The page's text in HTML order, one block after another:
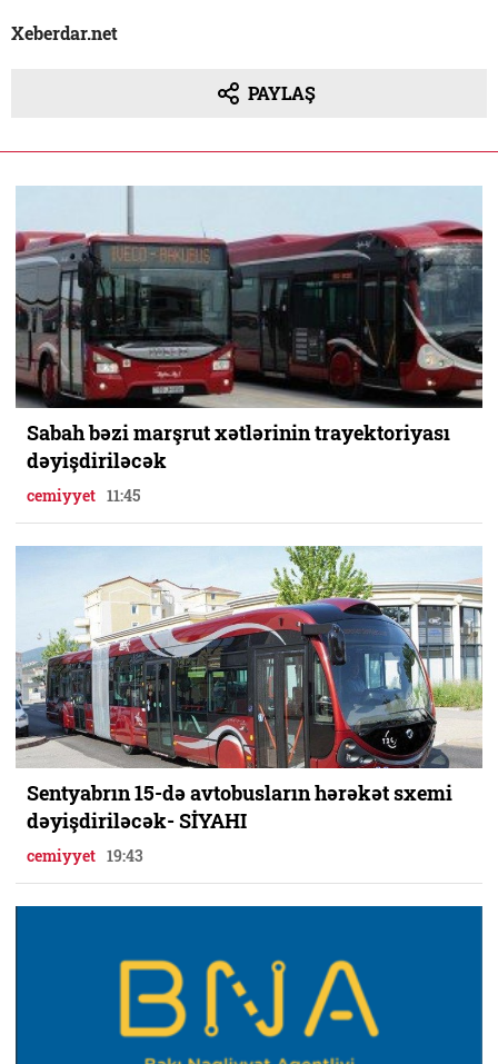
Xeberdar.net
PAYLAŞ
Sabah bəzi marşrut xətlərinin trayektoriyası
dəyişdiriləcək
cemiyyet 11:45
Sentyabrın 15-də avtobusların hərəkət sxemi
dəyişdiriləcək- SİYAHI
cemiyyet 19:43